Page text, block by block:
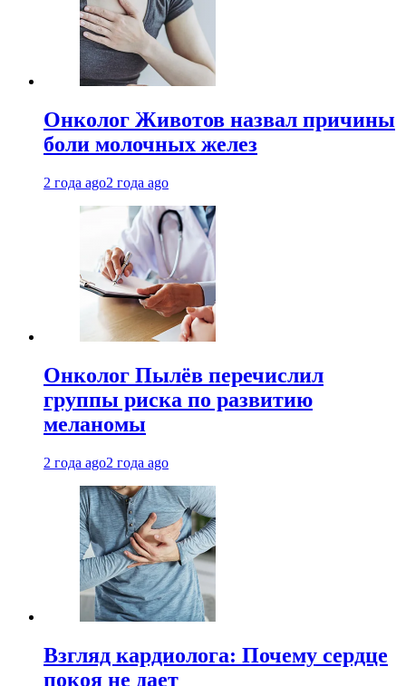
Онколог Животов назвал причины
боли молочных желез
2 года ago2 года ago
Онколог Пылёв перечислил
группы риска по развитию
меланомы
2 года ago2 года ago
Взгляд кардиолога: Почему сердце
покоя не дает